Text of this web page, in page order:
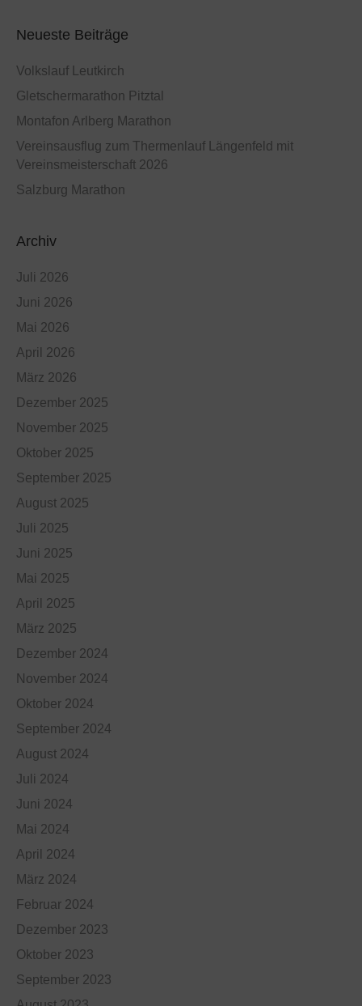
Neueste Beiträge
Volkslauf Leutkirch
Gletschermarathon Pitztal
Montafon Arlberg Marathon
Vereinsausflug zum Thermenlauf Längenfeld mit
Vereinsmeisterschaft 2026
Salzburg Marathon
Archiv
Juli 2026
Juni 2026
Mai 2026
April 2026
März 2026
Dezember 2025
November 2025
Oktober 2025
September 2025
August 2025
Juli 2025
Juni 2025
Mai 2025
April 2025
März 2025
Dezember 2024
November 2024
Oktober 2024
September 2024
August 2024
Juli 2024
Juni 2024
Mai 2024
April 2024
März 2024
Februar 2024
Dezember 2023
Oktober 2023
September 2023